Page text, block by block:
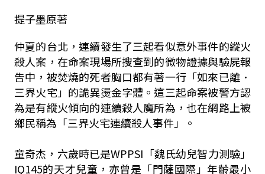
提子墨原著
仲夏的台北，連續發生了三起看似意外事件的縱火
殺人案，在命案現場所搜查到的微物證據與驗屍報
告中，被焚燒的死者胸口都有著一行「如來已離．
三界火宅」的詭異燙金字體。這三起命案被警方認
為是有縱火傾向的連續殺人魔所為，也在網路上被
鄉民稱為「三界火宅連續殺人事件」。
童奇杰，六歲時已是WPPSI「魏氏幼兒智力測驗」
IQ145的天才兒童，亦曾是「門薩國際」年齡最小